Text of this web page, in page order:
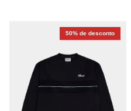
50% de desconto